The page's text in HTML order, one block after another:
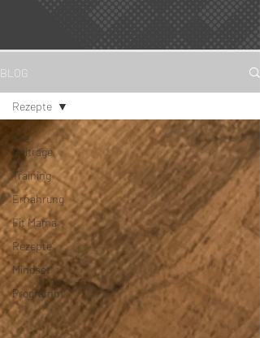
BLOG
Alle
Beiträge
Training
Ernährung
Fit Mama
Rezepte
Mindset
Programm
Rezepte